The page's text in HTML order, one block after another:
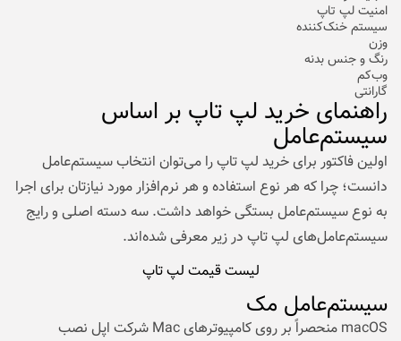
امنیت لپ تاپ
سیستم خنک‌کننده
وزن
رنگ و جنس بدنه
وب‌کم
گارانتی
راهنمای خرید لپ تاپ بر اساس
سیستم‌عامل
اولین فاکتور برای خرید لپ تاپ را می‌توان انتخاب سیستم‌عامل
دانست؛ چرا که هر نوع استفاده و هر نرم‌افزار مورد نیازتان برای اجرا
به نوع سیستم‌عامل بستگی خواهد داشت. سه دسته اصلی و رایج
سیستم‌عامل‌های لپ تاپ در زیر معرفی شده‌اند.
لیست قیمت لپ تاپ
سیستم‌عامل مک
macOS منحصراً بر روی کامپیوترهای Mac شرکت اپل نصب